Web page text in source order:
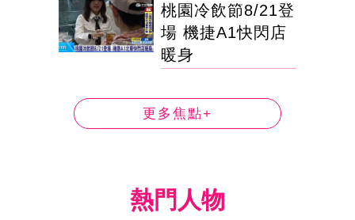
桃園冷飲節8/21登
場 機捷A1快閃店
暖身
更多焦點+
熱門人物